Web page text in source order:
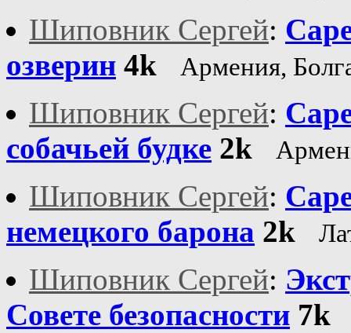
Шиповник Сергей:
озверин 4k Армения,
Шиповник Сергей:
собачьей будке 2k
Шиповник Сергей:
немецкого барона 2k
Шиповник Сергей:
Совете безопасности 7k